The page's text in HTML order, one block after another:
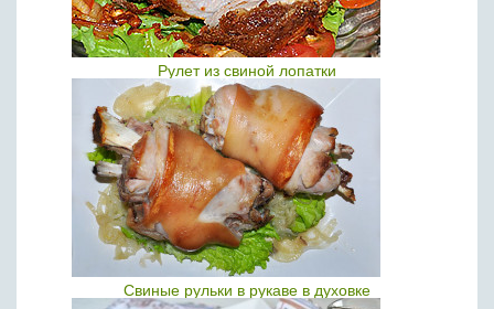
Рулет из свиной лопатки
Свиные рульки в рукаве в духовке